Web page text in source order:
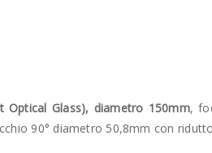
Optical Glass), diametro 150mm,
90° diametro 50,8mm con